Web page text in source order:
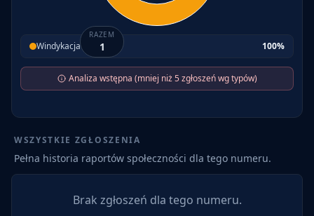
RAZEM
1
Windykacja 100%
Analiza wstępna (mniej niż 5 zgłoszeń wg typów)
WSZYSTKIE ZGŁOSZENIA
Pełna historia raportów społeczności dla tego numeru.
Brak zgłoszeń dla tego numeru.